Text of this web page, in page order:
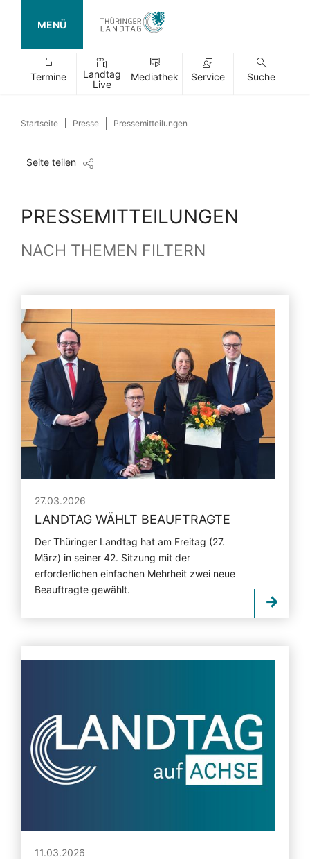
MENÜ
Termine
Landtag
Live
Mediathek Service Suche
Startseite Presse Pressemitteilungen
Seite teilen
PRESSEMITTEILUNGEN
NACH THEMEN FILTERN
27.03.2026
LANDTAG WÄHLT BEAUFTRAGTE
Der Thüringer Landtag hat am Freitag (27.
März) in seiner 42. Sitzung mit der
erforderlichen einfachen Mehrheit zwei neue
Beauftragte gewählt.
11.03.2026